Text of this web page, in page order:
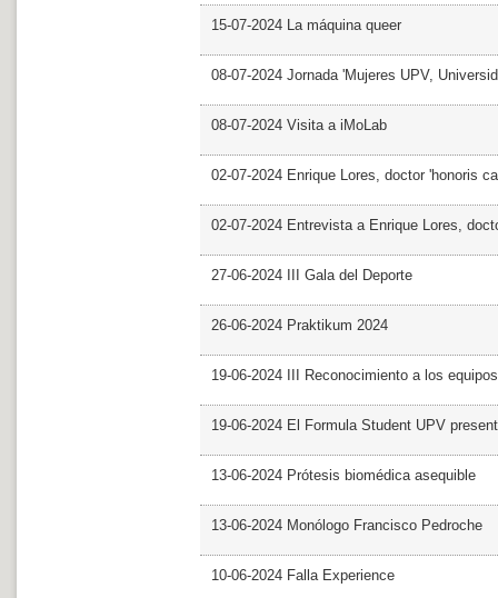
15-07-2024 La máquina queer
08-07-2024 Jornada 'Mujeres UPV,
08-07-2024 Visita a iMoLab
02-07-2024 Enrique Lores, doctor 'honoris
02-07-2024 Entrevista a Enrique Lores,
27-06-2024 III Gala del Deporte
26-06-2024 Praktikum 2024
19-06-2024 III Reconocimiento a los
19-06-2024 El Formula Student UPV
13-06-2024 Prótesis biomédica asequible
13-06-2024 Monólogo Francisco Pedroche
10-06-2024 Falla Experience